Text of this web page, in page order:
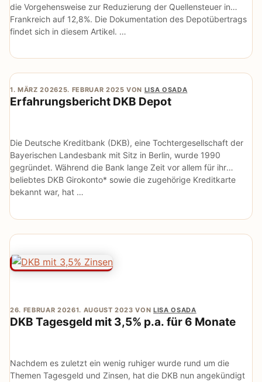
die Vorgehensweise zur Reduzierung der Quellensteuer in
Frankreich auf 12,8%. Die Dokumentation des Depotübertrags
findet sich in diesem Artikel. …
Erfahrungsbericht DKB Depot
1. MÄRZ 202625. FEBRUAR 2025 VON LISA OSADA
Die Deutsche Kreditbank (DKB), eine Tochtergesellschaft der
Bayerischen Landesbank mit Sitz in Berlin, wurde 1990
gegründet. Während die Bank lange Zeit vor allem für ihr
beliebtes DKB Girokonto* sowie die zugehörige Kreditkarte
bekannt war, hat …
DKB Tagesgeld mit 3,5% p.a. für 6 Monate
26. FEBRUAR 20261. AUGUST 2023 VONLISA OSADA
Nachdem es zuletzt ein wenig ruhiger wurde rund um die
Themen Tagesgeld und Zinsen, hat die DKB nun angekündigt